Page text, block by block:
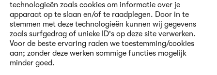
technologieën zoals cookies om informatie over je
apparaat op te slaan en/of te raadplegen. Door in te
stemmen met deze technologieën kunnen wij gegevens
zoals surfgedrag of unieke ID's op deze site verwerken.
Voor de beste ervaring raden we toestemming/cookies
aan; zonder deze werken sommige functies mogelijk
minder goed.
Algemene informatie
Contact
Voorwaarden
Privacy en Cookies